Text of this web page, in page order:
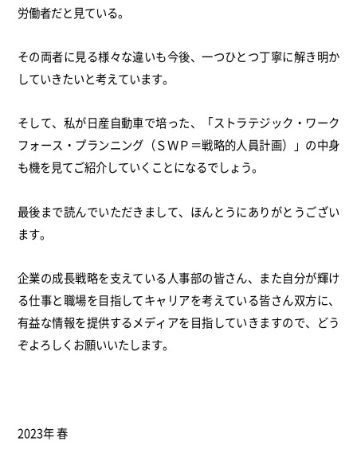
労働者だと見ている。
その両者に見る様々な違いも今後、一つひとつ丁寧に解き明か
していきたいと考えています。
そして、私が日産自動車で培った、「ストラテジック・ワーク
フォース・プランニング（ＳＷＰ＝戦略的人員計画）」の中身
も機を見てご紹介していくことになるでしょう。
最後まで読んでいただきまして、ほんとうにありがとうござい
ます。
企業の成長戦略を支えている人事部の皆さん、また自分が輝け
る仕事と職場を目指してキャリアを考えている皆さん双方に、
有益な情報を提供するメディアを目指していきますので、どう
ぞよろしくお願いいたします。
2023年 春